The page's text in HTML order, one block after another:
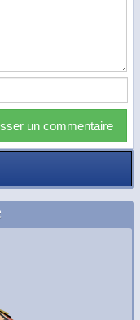
un commentaire